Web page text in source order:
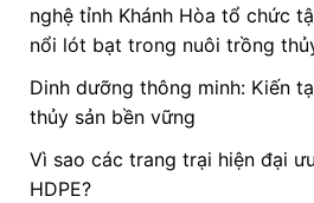
nghệ tỉnh Khánh Hòa tổ chức
nổi lót bạt trong nuôi trồng
Dinh dưỡng thông minh: Kiến
thủy sản bền vững
Vì sao các trang trại hiện đại
HDPE?